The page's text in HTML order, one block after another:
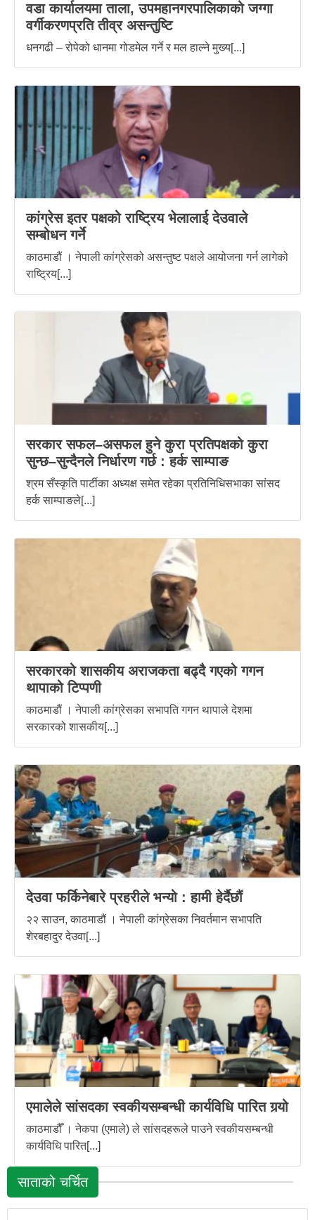
वडा कार्यालयमा ताला, उपमहानगरपालिकाको जग्गा
वर्गीकरणप्रति तीव्र असन्तुष्टि
धनगढी – रोपेको धानमा गोडमेल गर्ने र मल हाल्ने मुख्य[...]
कांग्रेस इतर पक्षको राष्ट्रिय भेलालाई देउवाले
सम्बोधन गर्ने
काठमाडौं । नेपाली कांग्रेसको असन्तुष्ट पक्षले आयोजना गर्न लागेको
राष्ट्रिय[...]
सरकार सफल–असफल हुने कुरा प्रतिपक्षको कुरा
सुन्छ–सुन्दैनले निर्धारण गर्छ : हर्क साम्पाङ
श्रम सँस्कृति पार्टीका अध्यक्ष समेत रहेका प्रतिनिधिसभाका सांसद
हर्क साम्पाङले[...]
सरकारको शासकीय अराजकता बढ्दै गएको गगन
थापाको टिप्पणी
काठमाडौं । नेपाली कांग्रेसका सभापति गगन थापाले देशमा
सरकारको शासकीय[...]
देउवा फर्किनेबारे प्रहरीले भन्यो : हामी हेर्दैछौं
२२ साउन, काठमाडौं । नेपाली कांग्रेसका निवर्तमान सभापति
शेरबहादुर देउवा[...]
एमालेले सांसदका स्वकीयसम्बन्धी कार्यविधि पारित गर्‍यो
काठमाडौँ । नेकपा (एमाले) ले सांसदहरूले पाउने स्वकीयसम्बन्धी
कार्यविधि पारित[...]
साताको चर्चित